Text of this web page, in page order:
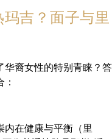
吉？面子与里
华裔女性的特别青睐？答
内在健康与平衡（里